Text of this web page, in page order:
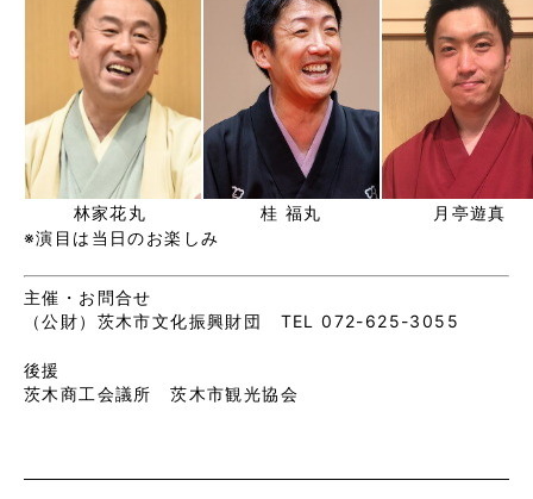
林家花丸 桂 福丸
月亭遊真
※演目は当日のお楽しみ
主催・お問合せ
（公財）茨木市文化振興財団 TEL 072-625-3055
後援
茨木商工会議所 茨木市観光協会